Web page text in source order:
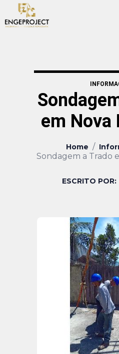
em Nova
Home /
Sondagem a Trado
ESCRITO POR: